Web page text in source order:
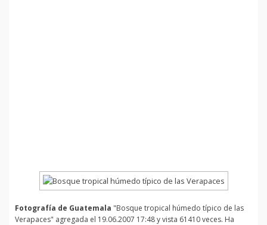
Fotografía de Guatemala "Bosque tropical húmedo típico de las
Verapaces" agregada el 19.06.2007 17:48 y vista 61410 veces. Ha